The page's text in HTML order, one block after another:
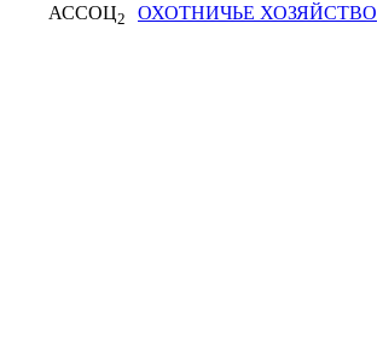
АССОЦ2 ОХОТНИЧЬЕ ХОЗЯЙСТВО